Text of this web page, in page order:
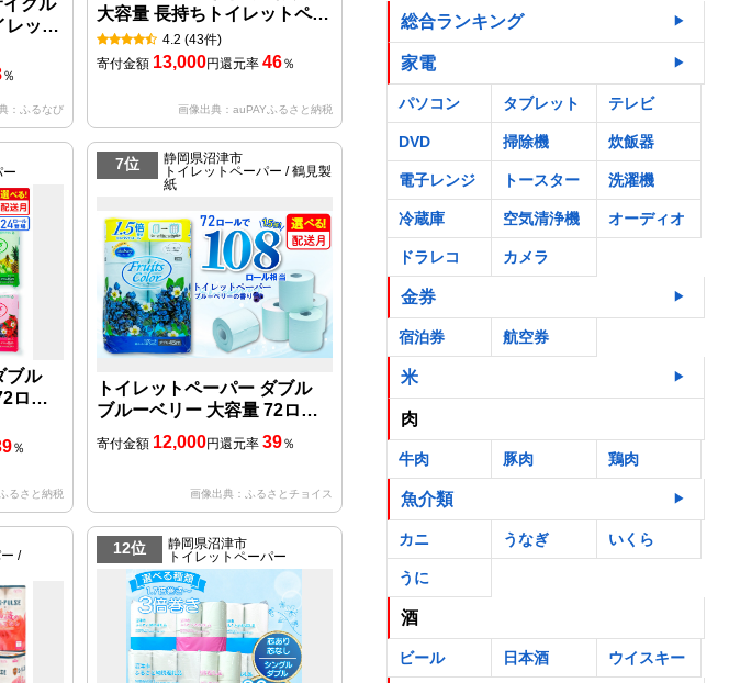
クル
レット
ール
％
：ふるなび
大容量 長持ちトイレットペー
パー 130m シングル 48R 芯な
し
4.2 (43件)
寄付金額 13,000円還元率 46％
画像出典：auPAYふるさと納税
ー
ブル
ロー
％
るさと納税
7位
静岡県沼津市
トイレットペーパー / 鶴見製
紙
トイレットペーパー ダブル
ブルーベリー 大容量 72ロー
ル 12ロール×6パック
寄付金額 12,000円還元率 39％
画像出典：ふるさとチョイス
/
12位
静岡県沼津市
トイレットペーパー
総合ランキング
家電
パソコン タブレット テレビ
DVD 掃除機 炊飯器
電子レンジ トースター 洗濯機
冷蔵庫 空気清浄機 オーディオ
ドラレコ カメラ
金券
宿泊券 航空券
米
肉
牛肉 豚肉 鶏肉
魚介類
カニ うなぎ いくら
うに
酒
ビール 日本酒 ウイスキー